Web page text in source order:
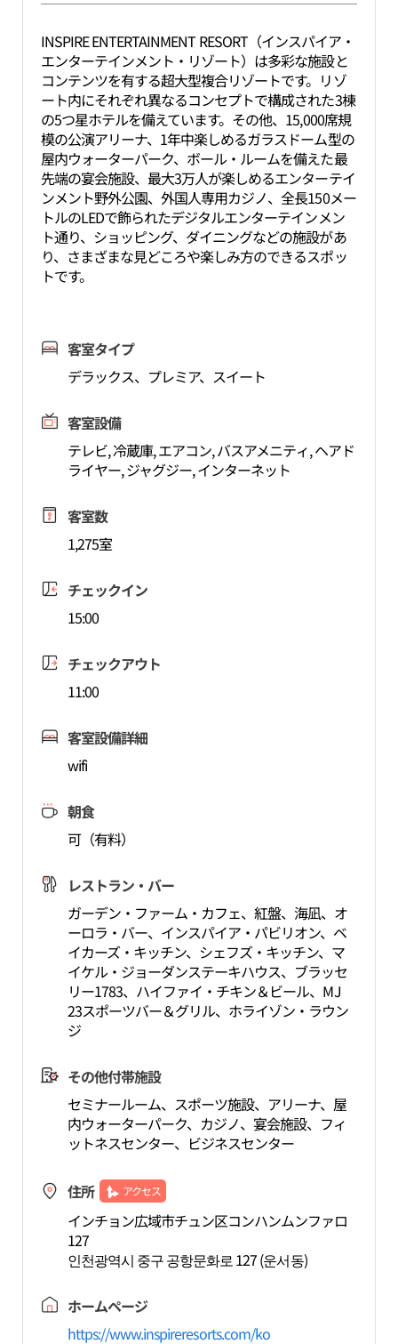
INSPIRE ENTERTAINMENT RESORT（インスパイア・
エンターテインメント・リゾート）は多彩な施設と
コンテンツを有する超大型複合リゾートです。リゾ
ート内にそれぞれ異なるコンセプトで構成された3棟
の5つ星ホテルを備えています。その他、15,000席規
模の公演アリーナ、1年中楽しめるガラスドーム型の
屋内ウォーターパーク、ボール・ルームを備えた最
先端の宴会施設、最大3万人が楽しめるエンターテイ
ンメント野外公園、外国人専用カジノ、全長150メー
トルのLEDで飾られたデジタルエンターテインメン
ト通り、ショッピング、ダイニングなどの施設があ
り、さまざまな見どころや楽しみ方のできるスポッ
トです。
客室タイプ
デラックス、プレミア、スイート
客室設備
テレビ, 冷蔵庫, エアコン, バスアメニティ, ヘアド
ライヤー, ジャグジー, インターネット
客室数
1,275室
チェックイン
15:00
チェックアウト
11:00
客室設備詳細
wifi
朝食
可（有料）
レストラン・バー
ガーデン・ファーム・カフェ、紅盤、海凪、オ
ーロラ・バー、インスパイア・パビリオン、ベ
イカーズ・キッチン、シェフズ・キッチン、マ
イケル・ジョーダンステーキハウス、ブラッセ
リー1783、ハイファイ・チキン＆ビール、MJ
23スポーツバー＆グリル、ホライゾン・ラウン
ジ
その他付帯施設
セミナールーム、スポーツ施設、アリーナ、屋
内ウォーターパーク、カジノ、宴会施設、フィ
ットネスセンター、ビジネスセンター
住所 アクセス
インチョン広域市チュン区コンハンムンファロ
127
인천광역시 중구 공항문화로 127 (운서동)
ホームページ
https://www.inspireresorts.com/ko